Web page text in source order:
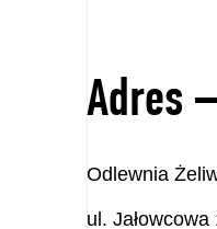
Adres
Odlewnia
ul. Jałowcowa